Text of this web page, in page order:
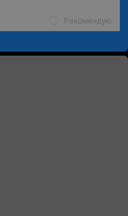
Рекомендую